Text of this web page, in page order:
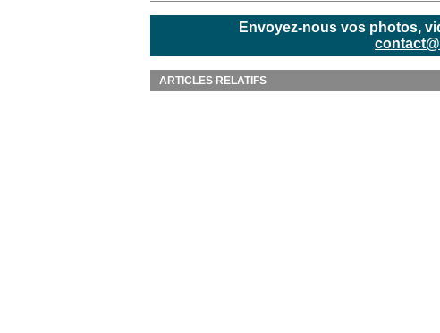
Envoyez-nous vos photos,
ARTICLES RELATIFS